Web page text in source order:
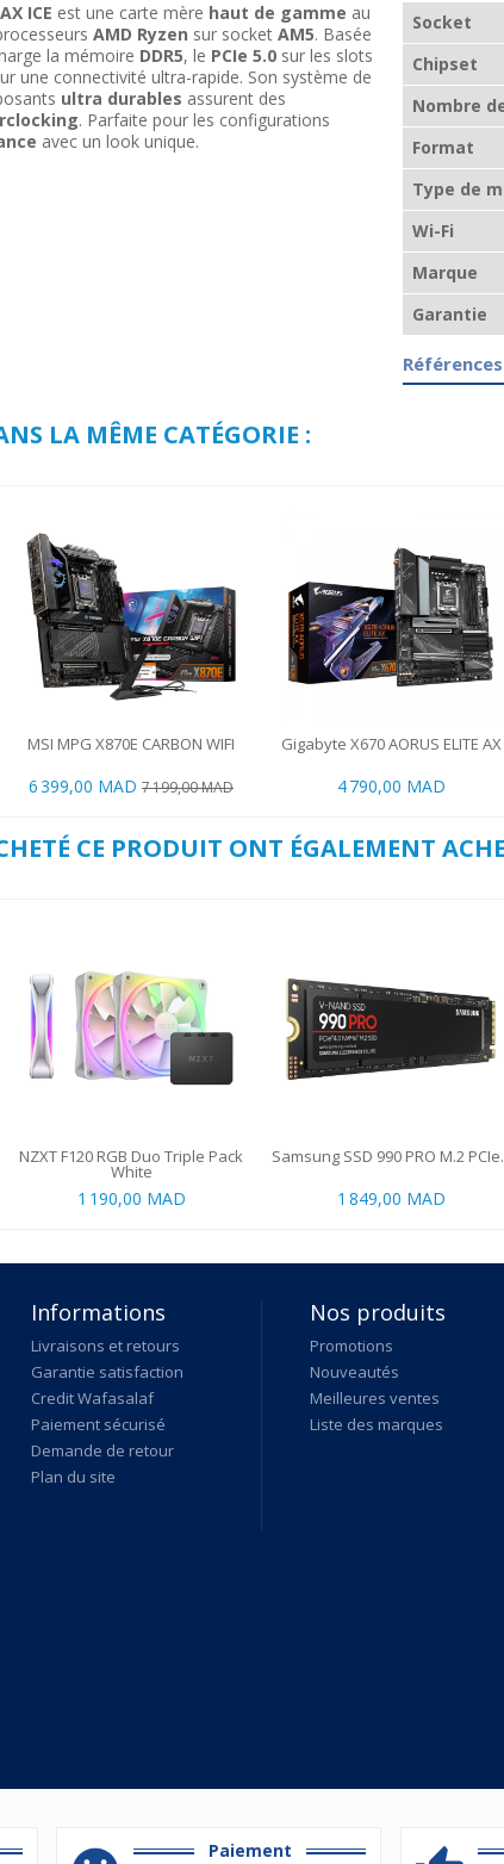
ICE est une carte mère haut de gamme au
AMD Ryzen sur socket AM5. Basée
la mémoire DDR5, le PCIe 5.0 sur les slots
une connectivité ultra-rapide. Son système de
ultra durables assurent des
. Parfaite pour les configurations
avec un look unique.
Socket
Chipset
Nombre
Format
Type de
Wi-Fi
Marque
Garantie
LA MÊME CATÉGORIE :
MSI MPG X870E CARBON WIFI
6 399,00 MAD 7 199,00 MAD
Gigabyte X670 AORUS ELITE AX
4 790,00 MAD
CE PRODUIT ONT ÉGALEMENT
NZXT F120 RGB Duo Triple Pack
White
1 190,00 MAD
Samsung SSD 990 PRO M.2
1 849,00 MAD
Informations
Livraisons et retours
Garantie satisfaction
Credit Wafasalaf
Paiement sécurisé
Demande de retour
Plan du site
Nos produits
Promotions
Nouveautés
Meilleures ventes
Liste des marques
Paiement